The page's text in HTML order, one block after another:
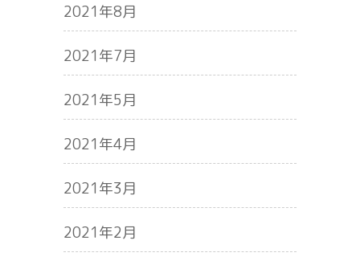
2021年8月
2021年7月
2021年5月
2021年4月
2021年3月
2021年2月